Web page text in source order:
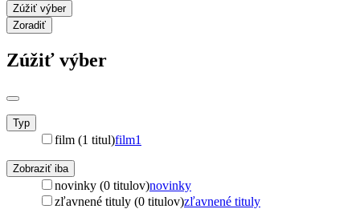
Zúžiť výber
Zoradiť
Zúžiť výber
Typ
film (1 titul)film1
Zobraziť iba
novinky (0 titulov)novinky
zľavnené tituly (0 titulov)zľavnené tituly